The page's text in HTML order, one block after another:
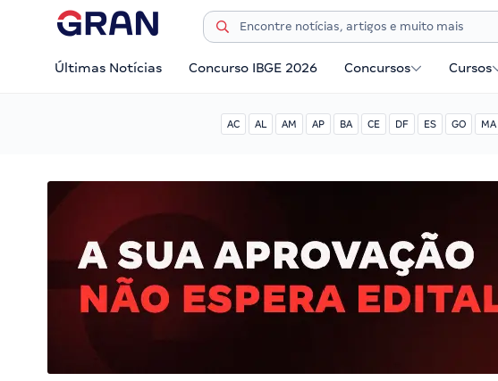
Últimas Notícias Concurso IBGE 2026 Concursos Cursos
AC AL AM AP BA CE DF ES GO MA